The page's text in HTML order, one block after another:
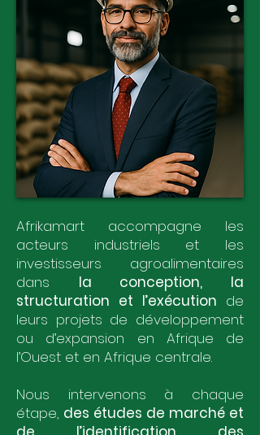
Afrikamart accompagne les
acteurs industriels et les
investisseurs agroalimentaires
dans la conception, la
structuration et l’exécution de
leurs projets de développement
ou d’expansion en Afrique de
l’Ouest et en Afrique centrale.
Nous intervenons à chaque
étape, des études de marché et